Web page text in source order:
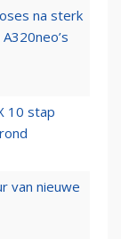
na sterk
10 stap
van nieuwe